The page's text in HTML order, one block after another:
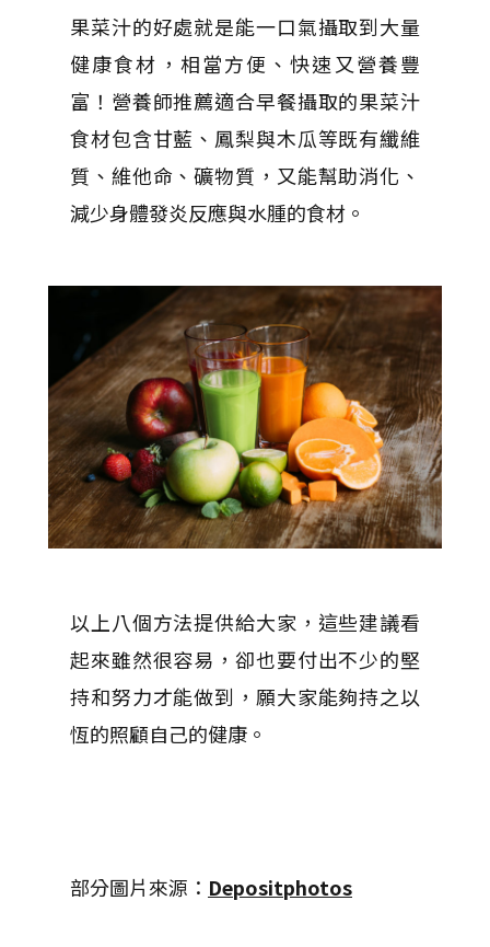
果菜汁的好處就是能一口氣攝取到大量
健康食材，相當方便、快速又營養豐
富！營養師推薦適合早餐攝取的果菜汁
食材包含甘藍、鳳梨與木瓜等既有纖維
質、維他命、礦物質，又能幫助消化、
減少身體發炎反應與水腫的食材。
以上八個方法提供給大家，這些建議看
起來雖然很容易，卻也要付出不少的堅
持和努力才能做到，願大家能夠持之以
恆的照顧自己的健康。
部分圖片來源： Depositphotos